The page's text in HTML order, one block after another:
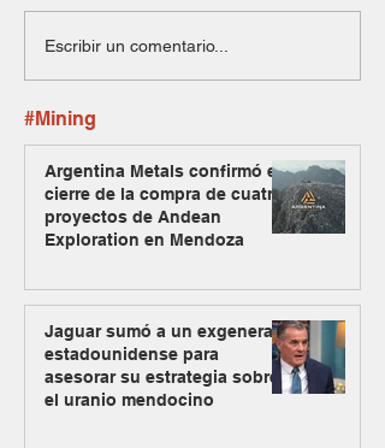
Escribir un comentario...
#Mining
Argentina Metals confirmó el
cierre de la compra de cuatro
proyectos de Andean
Exploration en Mendoza
Jaguar sumó a un exgeneral
estadounidense para
asesorar su estrategia sobre
el uranio mendocino